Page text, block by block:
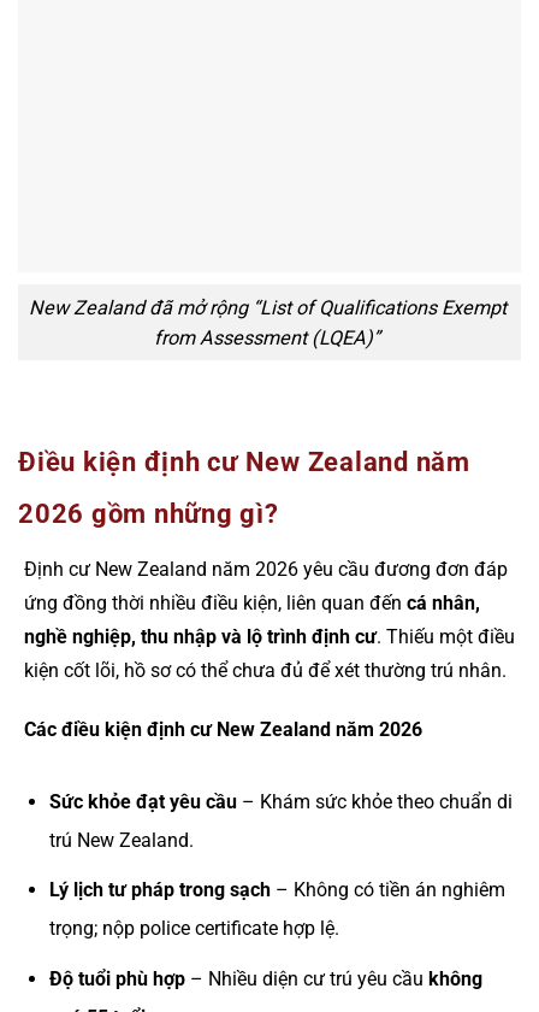
New Zealand đã mở rộng “List of Qualifications Exempt
from Assessment (LQEA)”
Điều kiện định cư New Zealand năm
2026 gồm những gì?
Định cư New Zealand năm 2026 yêu cầu đương đơn đáp
ứng đồng thời nhiều điều kiện, liên quan đến cá nhân,
nghề nghiệp, thu nhập và lộ trình định cư. Thiếu một điều
kiện cốt lõi, hồ sơ có thể chưa đủ để xét thường trú nhân.
Các điều kiện định cư New Zealand năm 2026
Sức khỏe đạt yêu cầu– Khám sức khỏe theo chuẩn di
trú New Zealand.
Lý lịch tư pháp trong sạch– Không có tiền án nghiêm
trọng; nộp police certificate hợp lệ.
Độ tuổi phù hợp– Nhiều diện cư trú yêu cầu không